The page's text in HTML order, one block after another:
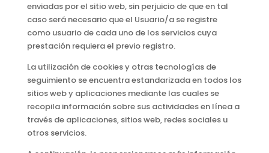
enviadas por el sitio web, sin perjuicio de que en tal
caso será necesario que el Usuario/a se registre
como usuario de cada uno de los servicios cuya
prestación requiera el previo registro.
La utilización de cookies y otras tecnologías de
seguimiento se encuentra estandarizada en todos los
sitios web y aplicaciones mediante las cuales se
recopila información sobre sus actividades en línea a
través de aplicaciones, sitios web, redes sociales u
otros servicios.